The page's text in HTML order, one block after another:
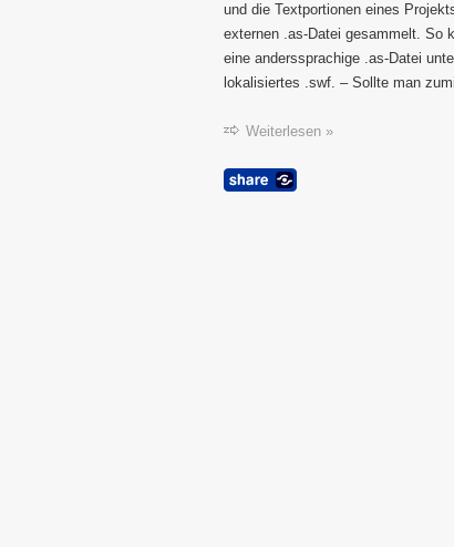
und die Textportionen eines
externen .as-Datei gesammelt. So
eine anderssprachige .as-Datei
lokalisiertes .swf. – Sollte man
Weiterlesen »